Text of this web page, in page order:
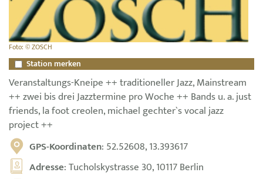
Foto: © ZOSCH
Station merken
Veranstaltungs-Kneipe ++ traditioneller Jazz, Mainstream
++ zwei bis drei Jazztermine pro Woche ++ Bands u. a. just
friends, la foot creolen, michael gechter`s vocal jazz
project ++
GPS-Koordinaten: 52.52608, 13.393617
Adresse: Tucholskystrasse 30, 10117 Berlin